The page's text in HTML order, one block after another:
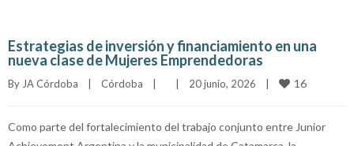
Estrategias de inversión y financiamiento en una
nueva clase de Mujeres Emprendedoras
By JA Córdoba Córdoba 20 junio, 2026 16
Como parte del fortalecimiento del trabajo conjunto entre Junior